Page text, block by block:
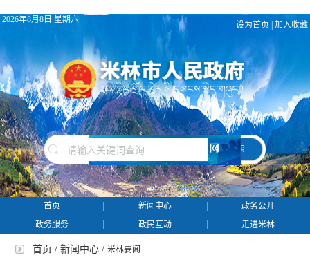
2026年8月8日 星期六
设为首页 加入收藏
搜 索
首页 新闻中心
政务公开
政务服务
政民互动 走进米林
首页 /新闻中心 /米林要闻